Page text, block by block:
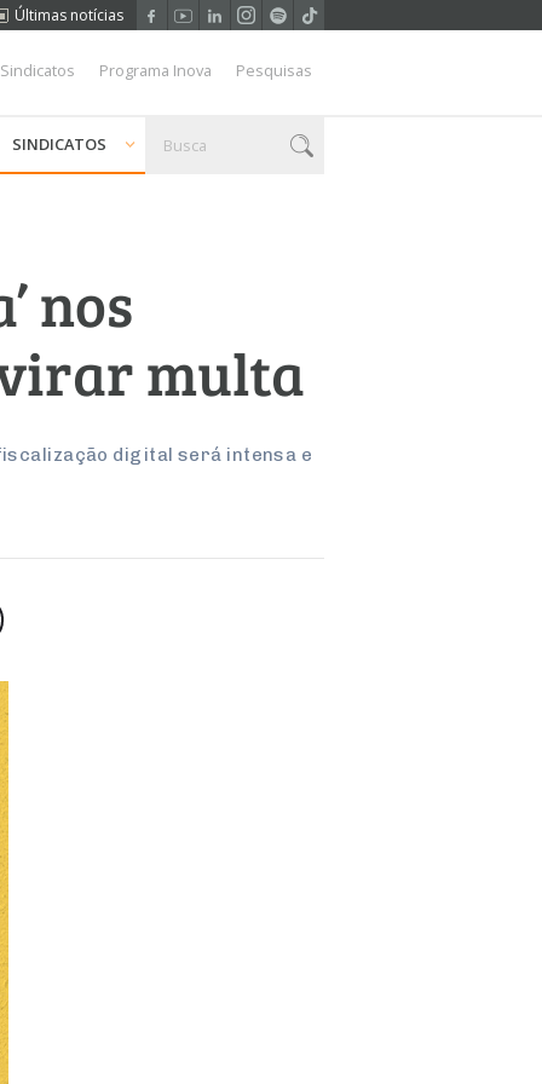
Últimas notícias
Programa Inova Pesquisas
SINDICATOS
nos
multa
digital será intensa e